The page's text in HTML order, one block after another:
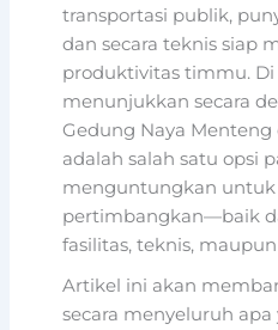
transportasi publik,
dan secara teknis siap
produktivitas timmu. Di
menunjukkan secara
Gedung Naya Menteng
adalah salah satu opsi
menguntungkan
pertimbangkan—baik
fasilitas, teknis,
Artikel ini akan
secara menyeluruh apa